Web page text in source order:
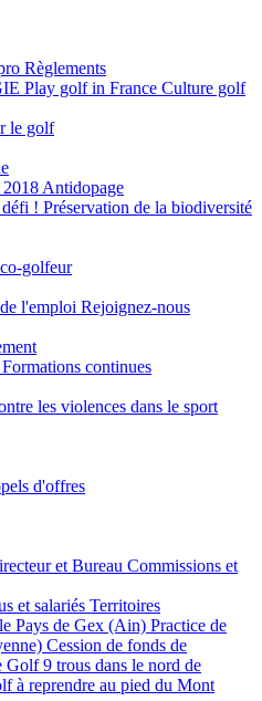
Règlements
Play golf in France Culture golf
le golf
Antidopage
! Préservation de la biodiversité
golfeur
l'emploi Rejoignez-nous
Formations continues
les violences dans le sport
d'offres
et Bureau Commissions et
et salariés Territoires
Pays de Gex (Ain) Practice de
Cession de fonds de
Golf 9 trous dans le nord de
à reprendre au pied du Mont